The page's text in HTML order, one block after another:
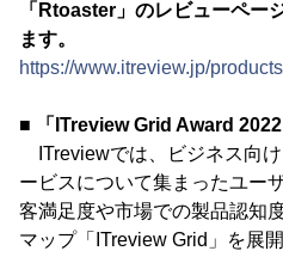
「Rtoaster」のレビューペー
ます。
https://www.itreview.jp/
■ 「ITreview Grid Award
ITreviewでは、ビジネス向
ービスについて集まったユー
客満足度や市場での製品認知
マップ「ITreview Grid」を展